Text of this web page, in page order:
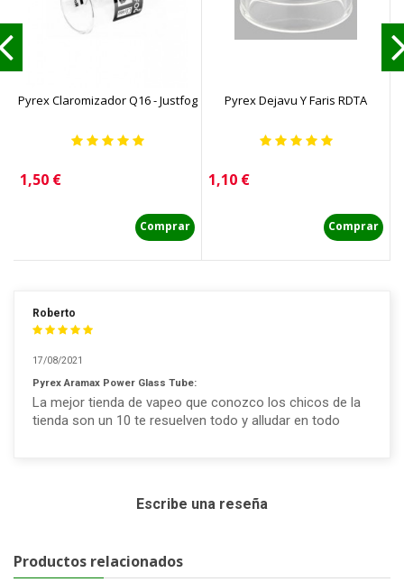
Pyrex Claromizador Q16 - Justfog
Precio
1,50 €
Comprar
Pyrex Dejavu Y Faris RDTA
Precio
1,10 €
Comprar
Roberto
17/08/2021
Pyrex Aramax Power Glass Tube:
La mejor tienda de vapeo que conozco los chicos de la
tienda son un 10 te resuelven todo y alludar en todo
Escribe una reseña
Productos relacionados